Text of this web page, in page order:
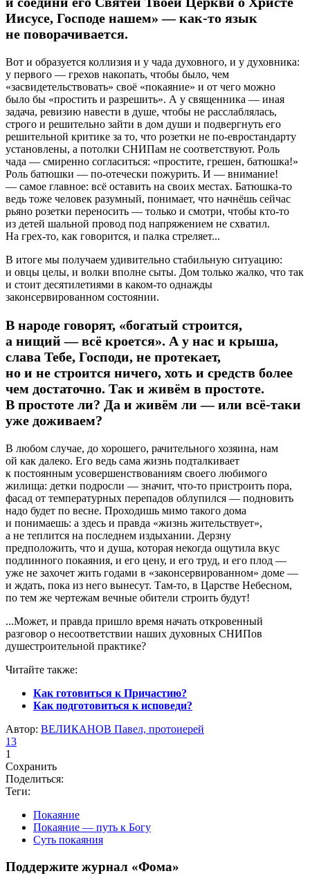
Иисусе, Господе нашем» — как-то язык
не поворачивается.
Вот и образуется коллизия и у чада духовного, и у духовника:
у первого — грехов накопать, чтобы было, чем
«засвидетельствовать» своё «покаяние» и от чего можно
было бы «простить и разрешить». А у священника — иная
задача, ревизию навести в душе, чтобы не расслаблялась,
строго и решительно зайти в дом души и подвергнуть его
решительной критике за то, что розетки не по-евростандарту
установлены, а потолки СНИПам не соответствуют. Роль
чада — смиренно согласиться: «простите, грешен, батюшка!»
Роль батюшки — по-отечески пожурить. И — внимание!
— самое главное: всё оставить на своих местах. Батюшка-то
ведь тоже человек разумный, понимает, что начнёшь сейчас
рьяно розетки переносить — только и смотри, чтобы кто-то
из детей шальной провод под напряжением не схватил.
На грех-то, как говорится, и палка стреляет...
В итоге мы получаем удивительно стабильную ситуацию:
и овцы целы, и волки вполне сыты. Дом только жалко, что так
и стоит десятилетиями в каком-то однажды
законсервированном состоянии.
В народе говорят, «богатый строится,
а нищий — всё кроется». А у нас и крыша,
слава Тебе, Господи, не протекает,
но и не строится ничего, хоть и средств более
чем достаточно. Так и живём в простоте.
В простоте ли? Да и живём ли — или всё-таки
уже доживаем?
В любом случае, до хорошего, рачительного хозяина, нам
ой как далеко. Его ведь сама жизнь подталкивает
к постоянным усовершенствованиям своего любимого
жилища: детки подросли — значит, что-то пристроить пора,
фасад от температурных перепадов облупился — подновить
надо будет по весне. Проходишь мимо такого дома
и понимаешь: а здесь и правда «жизнь жительствует»,
а не теплится на последнем издыхании. Дерзну
предположить, что и душа, которая некогда ощутила вкус
подлинного покаяния, и его цену, и его труд, и его плод —
уже не захочет жить годами в «законсервированном» доме —
и ждать, пока из него вынесут. Там-то, в Царстве Небесном,
по тем же чертежам вечные обители строить будут!
...Может, и правда пришло время начать откровенный
разговор о несоответствии наших духовных СНИПов
душестроительной практике?
Читайте также:
Как готовиться к Причастию?
Как подготовиться к исповеди?
Автор: ВЕЛИКАНОВ Павел, протоиерей
13
1
Сохранить
Поделиться:
Теги:
Покаяние
Покаяние — путь к Богу
Суть покаяния
Поддержите журнал «Фома»